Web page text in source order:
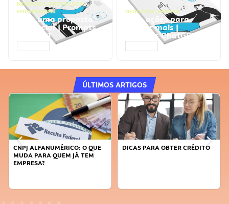
NEGÓCIOS, PROCESSOS
EMPRESARIAIS
Faça uma proposta
comercial | Prompts
ChatGPT
NEGÓCIOS, VENDAS
Faça ações para
vender mais |
Prompts ChatGPT
ÚLTIMOS ARTIGOS
CNPJ ALFANUMÉRICO: O QUE
MUDA PARA QUEM JÁ TEM
EMPRESA?
DICAS PARA OBTER CRÉDITO